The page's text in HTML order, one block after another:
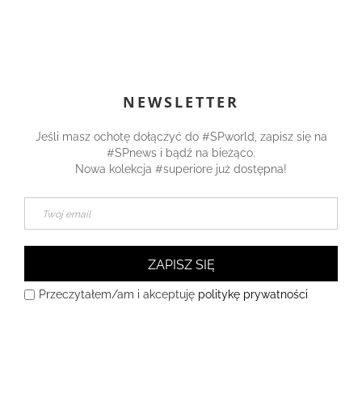
NEWSLETTER
Jeśli masz ochotę dołączyć do #SPworld, zapisz się na
#SPnews i bądź na bieżąco.
Nowa kolekcja #superiore już dostępna!
ZAPISZ SIĘ
Przeczytałem/am i akceptuję politykę prywatności